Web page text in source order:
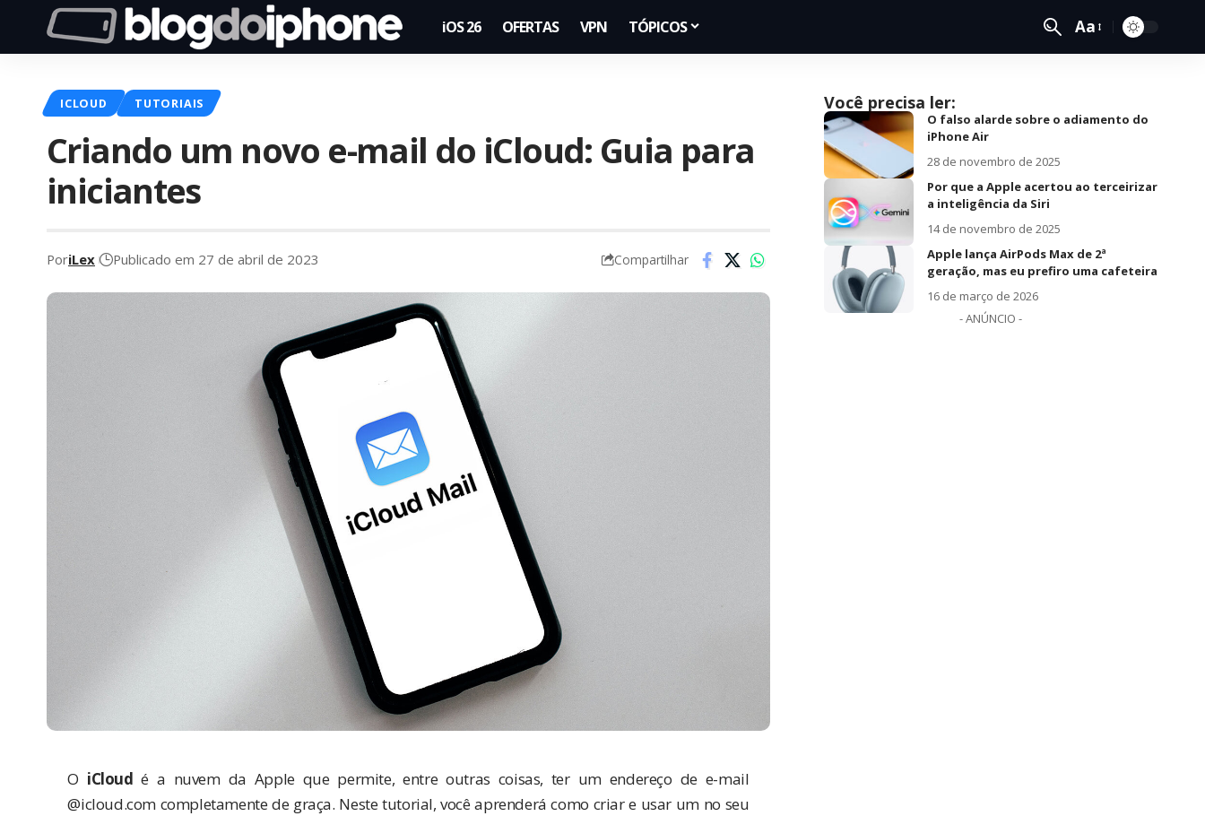
iOS 26 OFERTAS VPN TÓPICOS Aa
ICLOUD TUTORIAIS
Criando um novo e-mail do iCloud: Guia para
iniciantes
PoriLex Publicado em 27 de abril de 2023 Compartilhar
O iCloud é a nuvem da Apple que permite, entre outras coisas, ter um endereço de e-mail
@icloud.com completamente de graça. Neste tutorial, você aprenderá como criar e usar um no seu
Você precisa ler:
O falso alarde sobre o adiamento do
iPhone Air
28 de novembro de 2025
Por que a Apple acertou ao terceirizar
a inteligência da Siri
14 de novembro de 2025
Apple lança AirPods Max de 2ª
geração, mas eu prefiro uma cafeteira
16 de março de 2026
- ANÚNCIO -